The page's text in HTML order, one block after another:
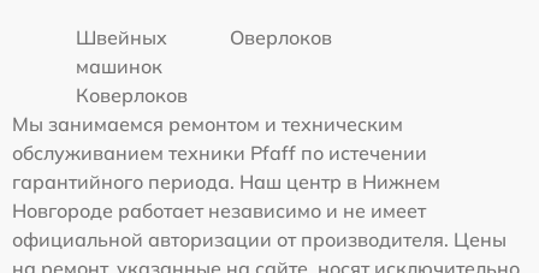
Швейных
машинок
Оверлоков
Коверлоков
Мы занимаемся ремонтом и техническим
обслуживанием техники Pfaff по истечении
гарантийного периода. Наш центр в Нижнем
Новгороде работает независимо и не имеет
официальной авторизации от производителя. Цены